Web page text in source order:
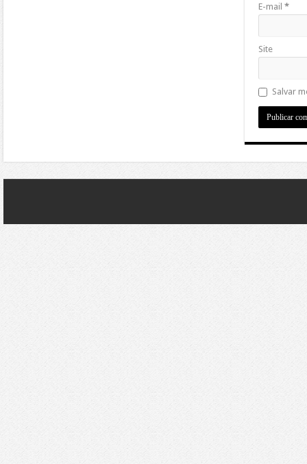
E-mail *
Site
Salvar